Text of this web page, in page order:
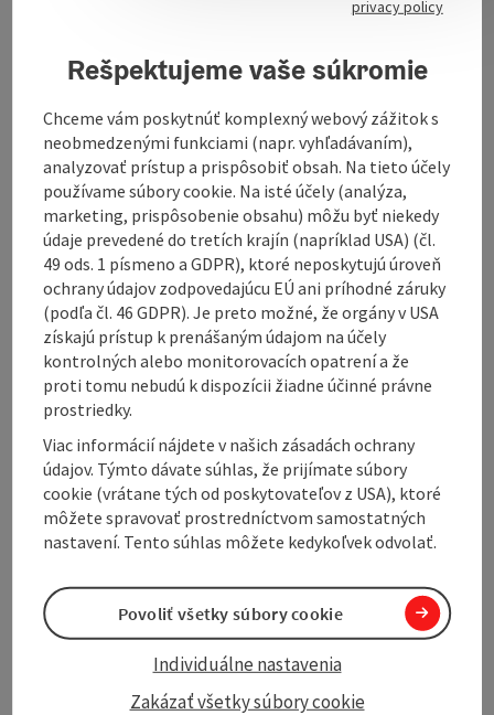
Contact
Opening hours
Kitchen
Equipment
Prices
Arrival
Suitability
Accessibility
privacy policy
Rešpektujeme vaše súkromie
Chceme vám poskytnúť komplexný webový zážitok s
neobmedzenými funkciami (napr. vyhľadávaním),
analyzovať prístup a prispôsobiť obsah. Na tieto účely
používame súbory cookie. Na isté účely (analýza,
marketing, prispôsobenie obsahu) môžu byť niekedy
údaje prevedené do tretích krajín (napríklad USA) (čl.
49 ods. 1 písmeno a GDPR), ktoré neposkytujú úroveň
ochrany údajov zodpovedajúcu EÚ ani príhodné záruky
(podľa čl. 46 GDPR). Je preto možné, že orgány v USA
získajú prístup k prenášaným údajom na účely
kontrolných alebo monitorovacích opatrení a že
proti tomu nebudú k dispozícii žiadne účinné právne
prostriedky.
Viac informácií nájdete v našich zásadách ochrany
údajov. Týmto dávate súhlas, že prijímate súbory
cookie (vrátane tých od poskytovateľov z USA), ktoré
môžete spravovať prostredníctvom samostatných
nastavení. Tento súhlas môžete kedykoľvek odvolať.
Zakázať všetky súbory cookie
Individuálne nastavenia
Povoliť všetky súbory cookie